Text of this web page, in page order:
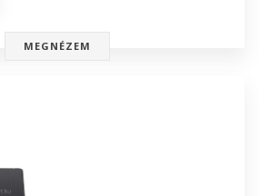
MEGNÉZEM